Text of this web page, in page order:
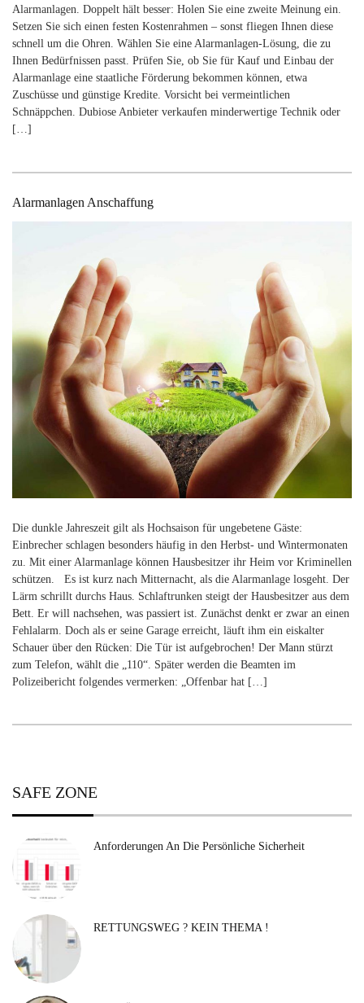
Alarmanlagen. Doppelt hält besser: Holen Sie eine zweite Meinung ein.
Setzen Sie sich einen festen Kostenrahmen – sonst fliegen Ihnen diese
schnell um die Ohren. Wählen Sie eine Alarmanlagen-Lösung, die zu
Ihnen Bedürfnissen passt. Prüfen Sie, ob Sie für Kauf und Einbau der
Alarmanlage eine staatliche Förderung bekommen können, etwa
Zuschüsse und günstige Kredite. Vorsicht bei vermeintlichen
Schnäppchen. Dubiose Anbieter verkaufen minderwertige Technik oder
[…]
Alarmanlagen Anschaffung
Die dunkle Jahreszeit gilt als Hochsaison für ungebetene Gäste:
Einbrecher schlagen besonders häufig in den Herbst- und Wintermonaten
zu. Mit einer Alarmanlage können Hausbesitzer ihr Heim vor Kriminellen
schützen. Es ist kurz nach Mitternacht, als die Alarmanlage losgeht. Der
Lärm schrillt durchs Haus. Schlaftrunken steigt der Hausbesitzer aus dem
Bett. Er will nachsehen, was passiert ist. Zunächst denkt er zwar an einen
Fehlalarm. Doch als er seine Garage erreicht, läuft ihm ein eiskalter
Schauer über den Rücken: Die Tür ist aufgebrochen! Der Mann stürzt
zum Telefon, wählt die „110“. Später werden die Beamten im
Polizeibericht folgendes vermerken: „Offenbar hat […]
SAFE ZONE
Anforderungen An Die Persönliche Sicherheit
RETTUNGSWEG ? KEIN THEMA !